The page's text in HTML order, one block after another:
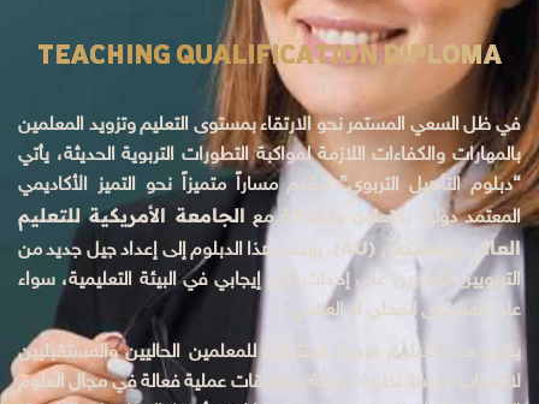
TEACHING QUALIFICATION DIPLOMA
في ظل السعي المستمر نحو الارتقاء بمستوى التعليم وتزويد المعلمين
بالمهارات والكفاءات اللازمة لمواكبة التطورات التربوية الحديثة، يأتي
“دبلوم التأهيل التربوي” ليقدم مساراً متميزاً نحو التميز الأكاديمي
المعتمد دولياً. بالتعاون والشراكة مع الجامعة الأمريكية للتعليم
العالي بواشنطن (AU)
، يهدف هذا الدبلوم إلى إعداد جيل جديد من
التربويين القادرين على إحداث تأثير إيجابي في البيئة التعليمية، سواء
على المستوى المحلي أو العالمي.
يقدم هذا الدبلوم فرصة استثنائية للمعلمين الحاليين والمستقبليين
لاكتساب معرفة نظرية عميقة وتطبيقات عملية فعالة في مجال العلوم